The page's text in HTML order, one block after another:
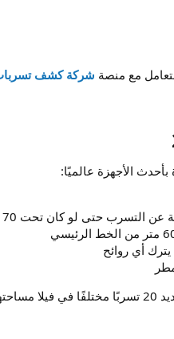
شركة كشف تسربات
الأجهزة عالميًا: